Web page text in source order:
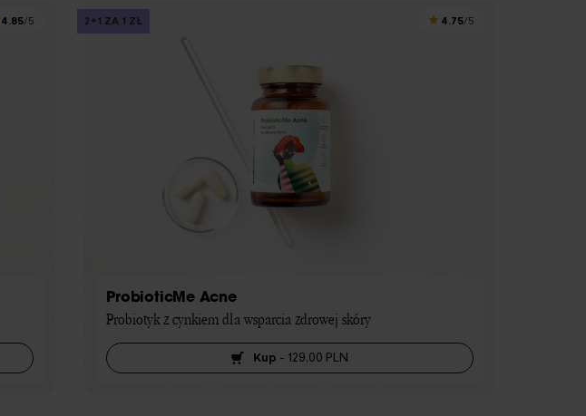
4.85/5 2+1 ZA 1 ZŁ 4.75/5
ProbioticMe Acne
Probiotyk z cynkiem dla wsparcia zdrowej skóry
Kup - 129,00 PLN